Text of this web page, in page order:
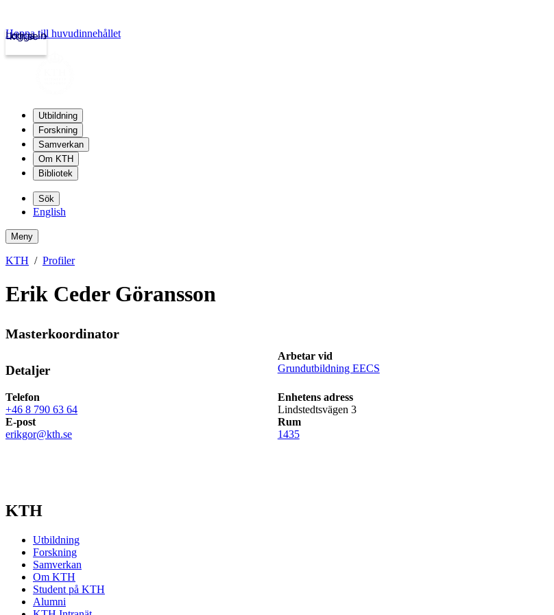
kth.se
Logga in
Hoppa till huvudinnehållet
Utbildning
Forskning
Samverkan
Om KTH
Bibliotek
Sök
English
Meny
KTH Profiler
Erik Ceder Göransson
Masterkoordinator
Detaljer
Arbetar vid
Grundutbildning EECS
Telefon
+46 8 790 63 64
Enhetens adress
Lindstedtsvägen 3
E-post
erikgor@kth.se
Rum
1435
KTH
Utbildning
Forskning
Samverkan
Om KTH
Student på KTH
Alumni